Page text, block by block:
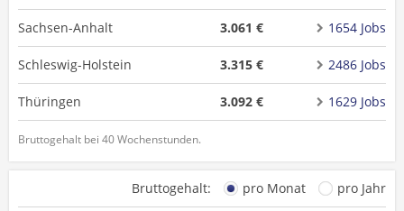
Sachsen-Anhalt 3.061 € 1654 Jobs
Schleswig-Holstein 3.315 € 2486 Jobs
Thüringen 3.092 € 1629 Jobs
Bruttogehalt bei 40 Wochenstunden.
Bruttogehalt: pro Monat
pro Jahr